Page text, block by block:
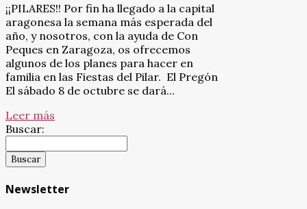
¡¡PILARES!! Por fin ha llegado a la capital
aragonesa la semana más esperada del
año, y nosotros, con la ayuda de Con
Peques en Zaragoza, os ofrecemos
algunos de los planes para hacer en
familia en las Fiestas del Pilar. El Pregón
El sábado 8 de octubre se dará...
Leer más
Buscar:
Newsletter